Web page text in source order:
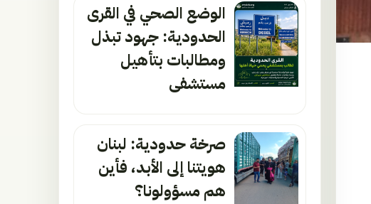
الوضع الصحي في القرى
الحدودية: جهود تبذل
ومطالبات بتأهيل
مستشفى
صرخة حدودية: لبنان
هويتنا إلى الأبد، فأين
هم مسؤولونا؟